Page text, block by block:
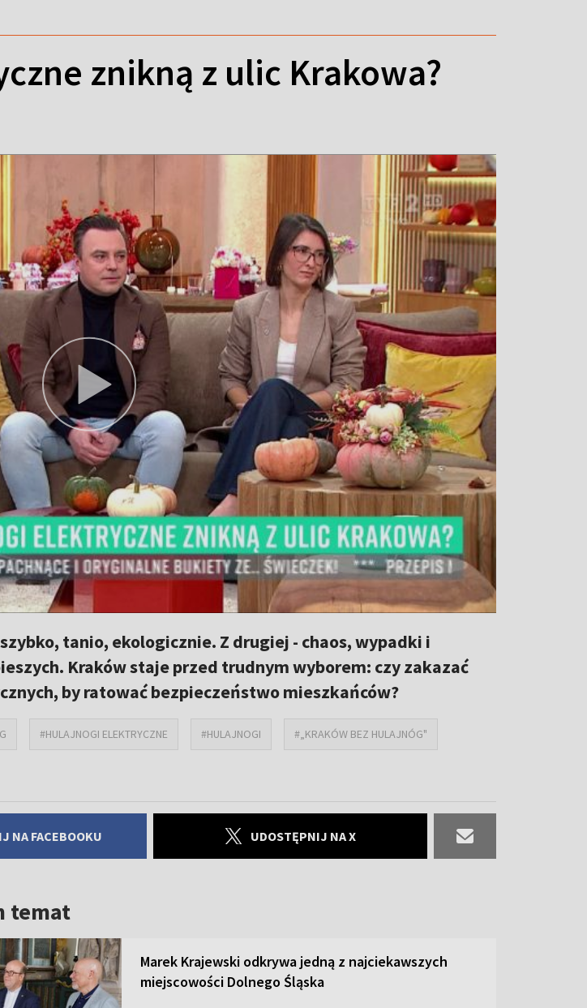
znikną z ulic Krakowa?
tanio, ekologicznie. Z drugiej - chaos, wypadki i
Kraków staje przed trudnym wyborem: czy zakazać
by ratować bezpieczeństwo mieszkańców?
#HULAJNOGI ELEKTRYCZNE #HULAJNOGI #„KRAKÓW BEZ HULAJNÓG"
NA FACEBOOKU UDOSTĘPNIJ NA X
temat
Marek Krajewski odkrywa jedną z najciekawszych
miejscowości Dolnego Śląska